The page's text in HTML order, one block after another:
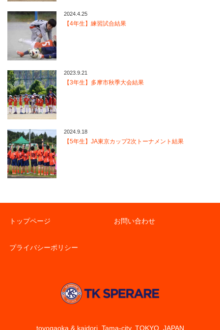
2024.4.25
【4年生】練習試合結果
2023.9.21
【3年生】多摩市秋季大会結果
2024.9.18
【5年生】JA東京カップ2次トーナメント結果
トップページ お問い合わせ
プライバシーポリシー
toyogaoka & kaidori, Tama-city, TOKYO, JAPAN